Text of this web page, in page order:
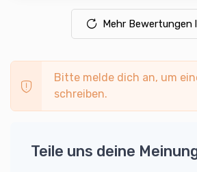
Mehr Bewertungen
Bitte melde dich an, um
schreiben.
Teile uns deine